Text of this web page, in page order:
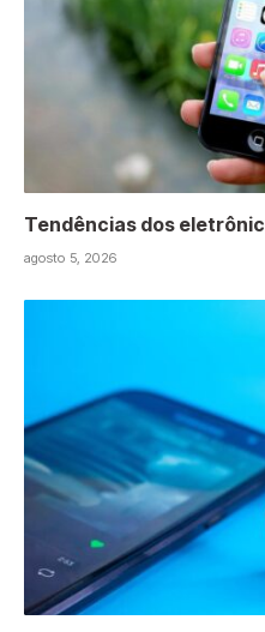
Tendências dos
agosto 5, 2026